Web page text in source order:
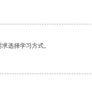
选择学习方式。